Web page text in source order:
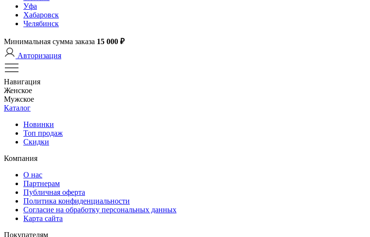
Уфа
Хабаровск
Челябинск
Минимальная сумма заказа 15 000 ₽
Авторизация
Навигация
Женское
Мужское
Каталог
Новинки
Топ продаж
Скидки
Компания
О нас
Партнерам
Публичная оферта
Политика конфиденциальности
Согласие на обработку персональных данных
Карта сайта
Покупателям